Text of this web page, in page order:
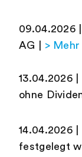
09.04.2026
AG | >
13.04.2026
ohne
14.04.2026
festgelegt